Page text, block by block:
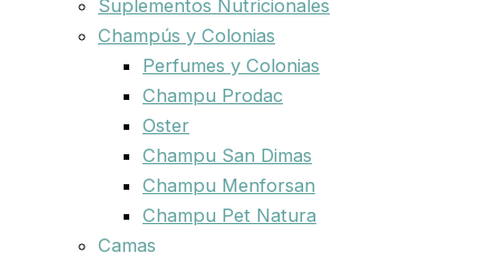
Suplementos Nutricionales
Champús y Colonias
Perfumes y Colonias
Champu Prodac
Oster
Champu San Dimas
Champu Menforsan
Champu Pet Natura
Camas